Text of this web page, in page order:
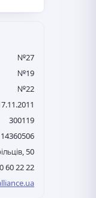
№27
№19
№22
300119
14360506
50
60 22 22